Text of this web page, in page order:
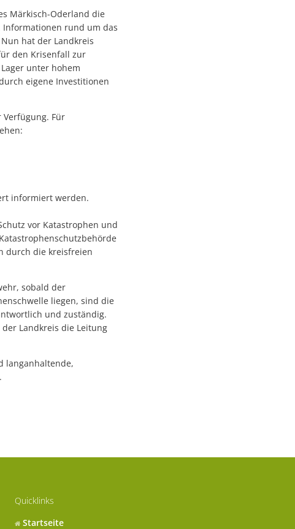
Märkisch-Oderland die
Informationen rund um das
hat der Landkreis
den Krisenfall zur
unter hohem
eigene Investitionen
Für
informiert werden.
vor Katastrophen und
durch die kreisfreien
sobald der
liegen, sind die
und zuständig.
Landkreis die Leitung
langanhaltende,
Quicklinks
Startseite